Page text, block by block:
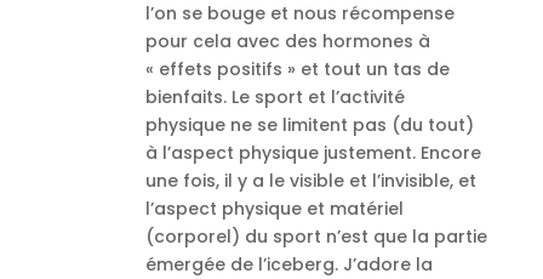
l’on se bouge et nous récompense
pour cela avec des hormones à
« effets positifs » et tout un tas de
bienfaits. Le sport et l’activité
physique ne se limitent pas (du tout)
à l’aspect physique justement. Encore
une fois, il y a le visible et l’invisible, et
l’aspect physique et matériel
(corporel) du sport n’est que la partie
émergée de l’iceberg. J’adore la